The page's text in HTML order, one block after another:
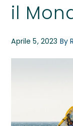
il
Aprile 5, 2023 By